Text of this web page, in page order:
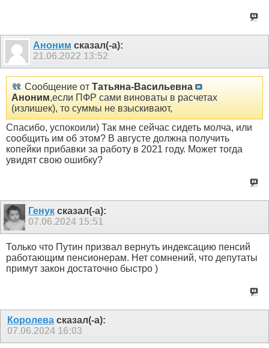
Аноним сказал(-а):
21.06.2022 13:52
Сообщение от Татьяна-Васильевна
Аноним,если ПФР сами виноваты в расчетах
(излишек), то суммы не взыскивают,
Спасибо, успокоили) Так мне сейчас сидеть молча, или
сообщить им об этом? В августе должна получить
копейки прибавки за работу в 2021 году. Может тогда
увидят свою ошибку?
Генук сказал(-а):
07.06.2024 15:51
Только что Путин призвал вернуть индексацию пенсий
работающим пенсионерам. Нет сомнений, что депутаты
примут закон достаточно быстро )
Королева сказал(-а):
07.06.2024 16:03